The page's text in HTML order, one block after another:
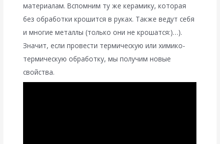
материалам. Вспомним ту же керамику, которая
без обработки крошится в руках. Также ведут себя
и многие металлы (только они не крошатся:)…).
Значит, если провести термическую или химико-
термическую обработку, мы получим новые
свойства.